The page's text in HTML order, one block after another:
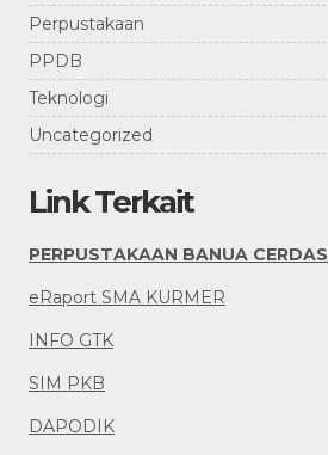
Perpustakaan
PPDB
Teknologi
Uncategorized
Link Terkait
PERPUSTAKAAN BANUA CERDAS
eRaport SMA KURMER
INFO GTK
SIM PKB
DAPODIK